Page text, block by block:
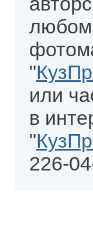
любом
"
или
в
"
226-